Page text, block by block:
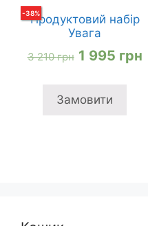
-38%
Продуктовий набір
Увага
3 210грн
3
1 995 грн
Замовити